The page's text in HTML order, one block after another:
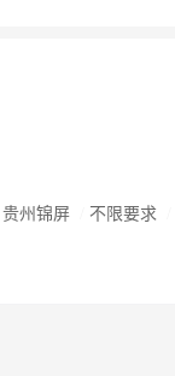
贵州锦屏 不限要求